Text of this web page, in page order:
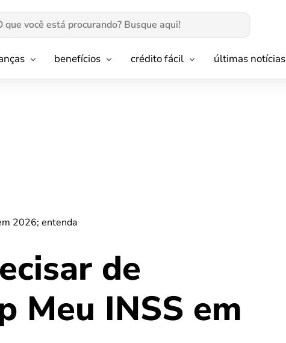
benefícios crédito fácil últimas notícias
2026; entenda
de
Meu INSS em